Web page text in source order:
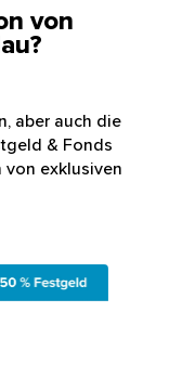
von
aber auch die
& Fonds
von exklusiven